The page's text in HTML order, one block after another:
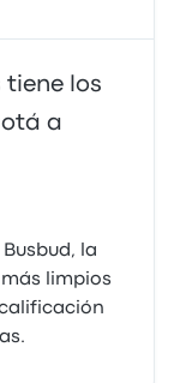
tiene los
a
la
limpios